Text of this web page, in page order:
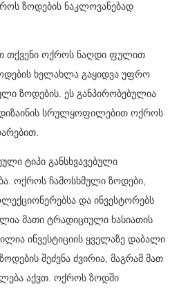
ზოდების ნაკლოვანებად
თქვენი ოქროს ნაღდი ფულით
ხელახლა გაყიდვა უფრო
ზოდების. ეს განპირობებულია
სრულყოფილებით ოქროს
ტიპი განსხვავებული
ოქროს ჩამოსხმული ზოდები,
და ინვესტორებს
მათი ტრადიციული ხასიათის
ინვესტიციის ყველაზე დაბალი
შეძენა ძვირია, მაგრამ მათ
აქვთ. ოქროს ზოდში